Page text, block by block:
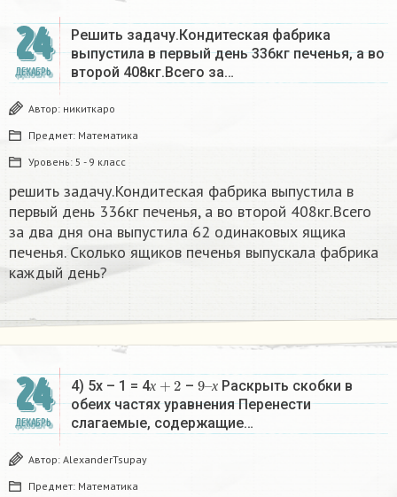
24
ДЕКАБРЬ
Решить задачу.Кондитеская фабрика
выпустила в первый день 336кг печенья, а во
второй 408кг.Всего за…
Автор: никиткаро
Предмет: Математика
Уровень: 5 - 9 класс
решить задачу.Кондитеская фабрика выпустила в
первый день 336кг печенья, а во второй 408кг.Всего
за два дня она выпустила 62 одинаковых ящика
печенья. Сколько ящиков печенья выпускала фабрика
каждый день?
24
ДЕКАБРЬ
4) 5х – 1 = 4х
х+2 – х
9–
х
Раскрыть скобки в
обеих частях уравнения Перенести
слагаемые, содержащие…
Автор: AlexanderTsupay
Предмет: Математика